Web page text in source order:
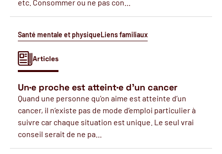
etc. Consommer ou ne pas con…
Santé mentale et physiqueLiens familiaux
Articles
Un·e proche est atteint·e d'un cancer
Quand une personne qu’on aime est atteinte d’un
cancer, il n’existe pas de mode d’emploi particulier à
suivre car chaque situation est unique. Le seul vrai
conseil serait de ne pa…